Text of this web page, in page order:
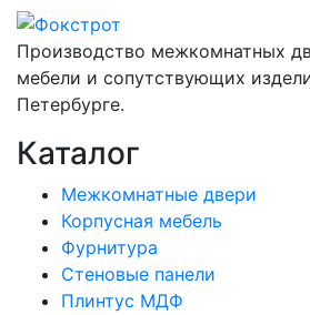
Производство межкомнатных
мебели и сопутствующих
Петербурге.
Каталог
Межкомнатные двери
Корпусная мебель
Фурнитура
Стеновые панели
Плинтус МДФ